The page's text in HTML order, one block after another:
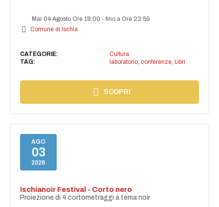
Mar 04 Agosto Ore 18:00 -fino a Ore 23:59
Comune di Ischia
CATEGORIE:
Cultura
TAG:
laboratorio, conferenze, Libri
SCOPRI
AGO
03
2026
Ischianoir Festival - Corto nero
Proiezione di 4 cortometraggi a tema noir